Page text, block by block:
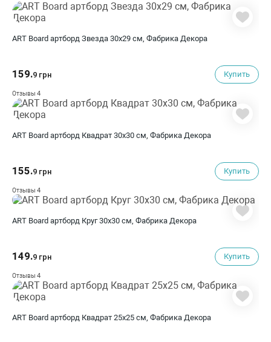
ART Board артборд Звезда 30х29 см, Фабрика Декора
159.9 грн Купить
Отзывы 4
ART Board артборд Квадрат 30х30 см, Фабрика Декора
155.9 грн Купить
Отзывы 4
ART Board артборд Круг 30х30 см, Фабрика Декора
149.9 грн Купить
Отзывы 4
ART Board артборд Квадрат 25х25 см, Фабрика Декора